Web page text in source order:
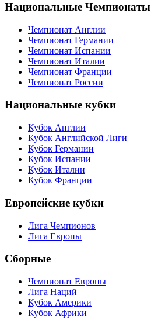
Национальные Чемпионаты
Чемпионат Англии
Чемпионат Германии
Чемпионат Испании
Чемпионат Италии
Чемпионат Франции
Чемпионат России
Национальные кубки
Кубок Англии
Кубок Английской Лиги
Кубок Германии
Кубок Испании
Кубок Италии
Кубок Франции
Европейские кубки
Лига Чемпионов
Лига Европы
Сборные
Чемпионат Европы
Лига Наций
Кубок Америки
Кубок Африки